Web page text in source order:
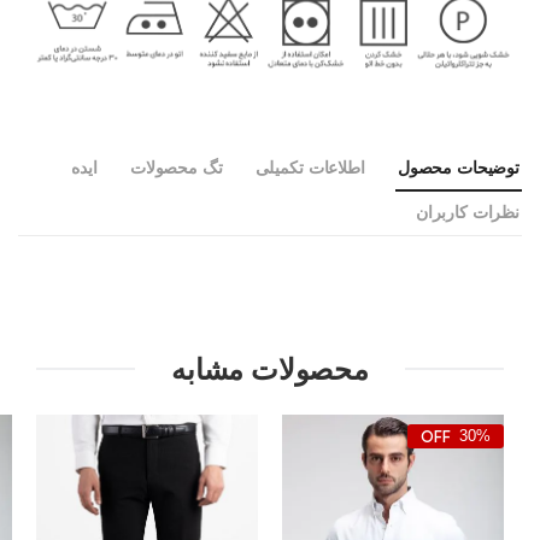
توضیحات محصول اطلاعات تکمیلی تگ محصولات ایده
نظرات کاربران
محصولات مشابه
30%